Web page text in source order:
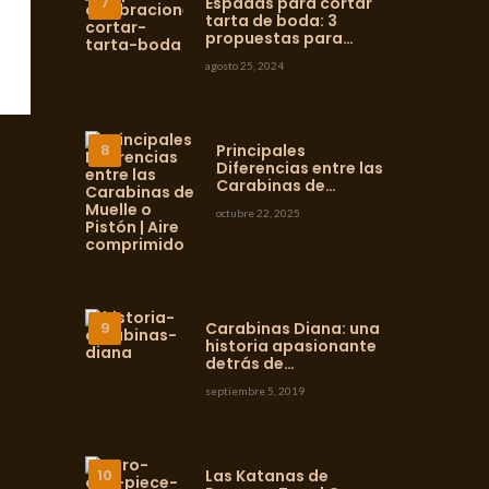
tarta de boda: 3
propuestas para…
agosto 25, 2024
Principales
Diferencias entre las
Carabinas de…
octubre 22, 2025
Carabinas Diana: una
historia apasionante
detrás de…
septiembre 5, 2019
Las Katanas de